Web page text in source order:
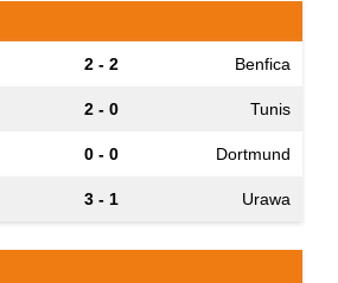
2 - 2 Benfica
2 - 0 Tunis
0 - 0 Dortmund
3 - 1 Urawa